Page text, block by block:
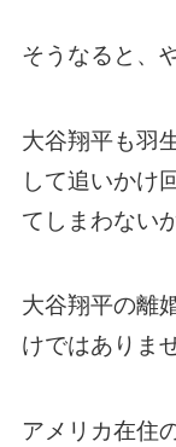
そうなると、
大谷翔平も羽
して追いかけ
てしまわない
大谷翔平の離
けではありま
アメリカ在住